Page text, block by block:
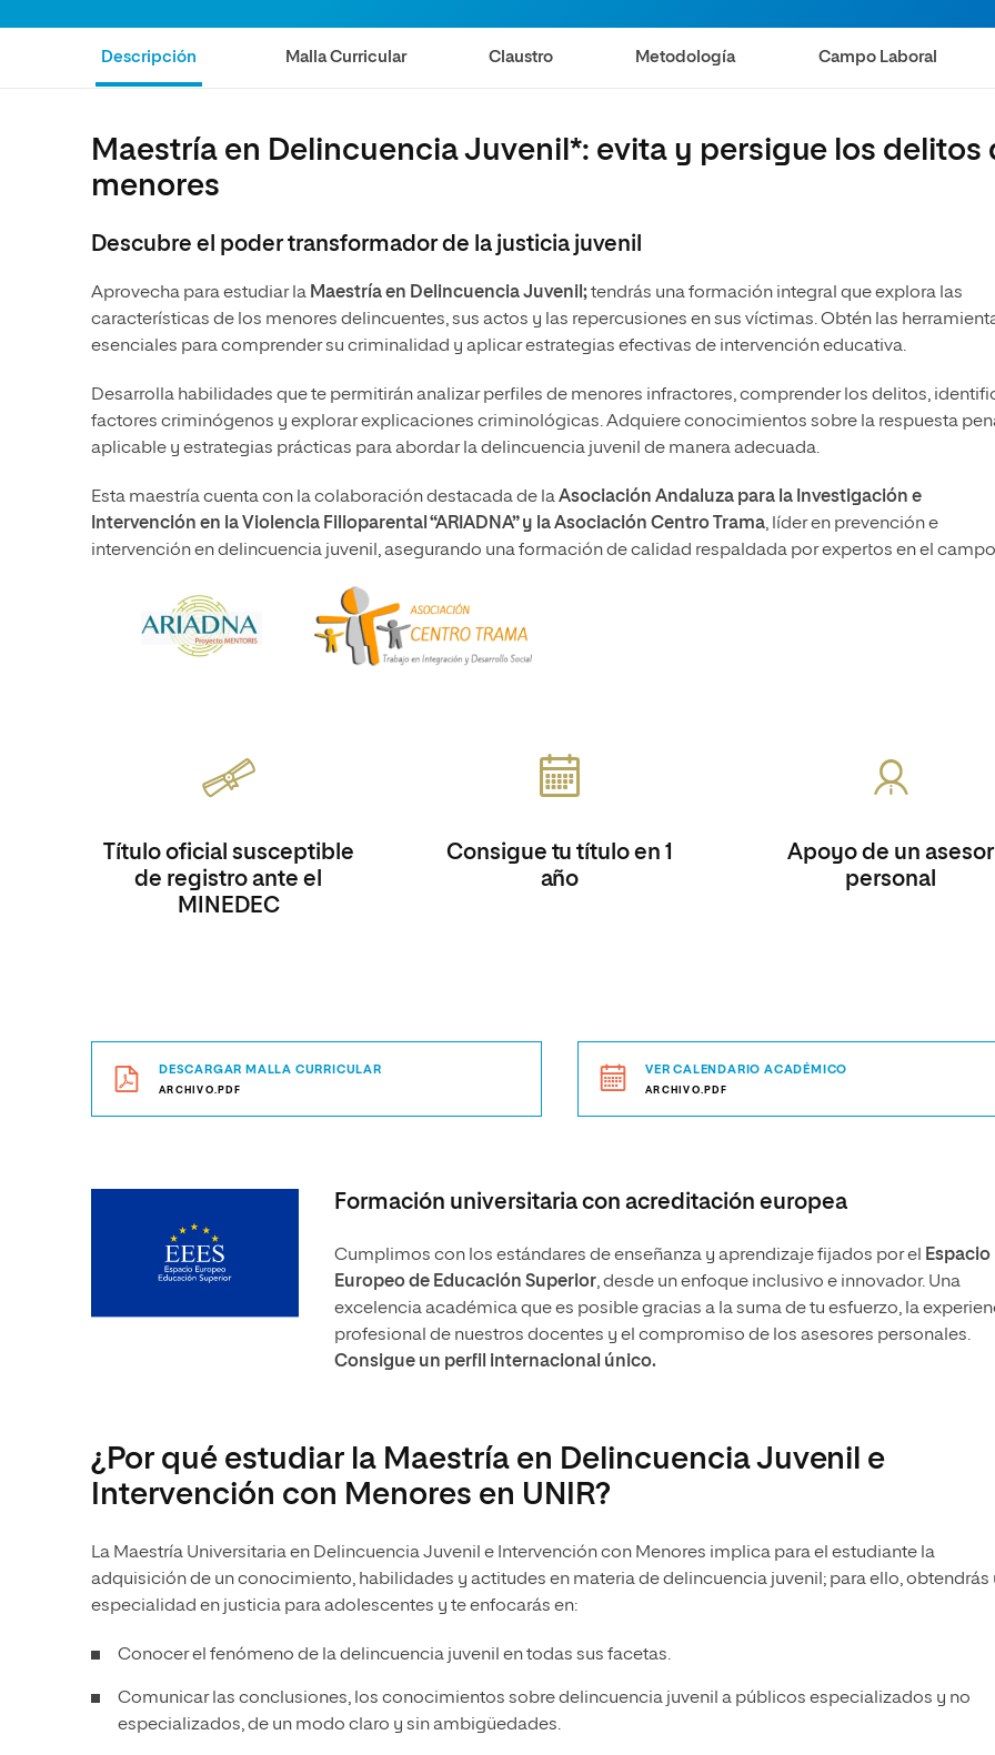
Ciencias de la Salud
Ciencias Sociales y del Trabajo
Diseño
Artes
Música
Maestría Universitaria en Estudios de Seguridad
Educación
Ciencias de la Salud
Marketing y Comunicación
Diseño
Artes
Descripción Malla Curricular Claustro Metodología Campo Laboral
Maestría en Delincuencia Juvenil*: evita y persigue los delitos
menores
Descubre el poder transformador de la justicia juvenil
Aprovecha para estudiar la Maestría en Delincuencia Juvenil;tendrás una formación integral que explora las
características de los menores delincuentes, sus actos y las repercusiones en sus víctimas. Obtén las
esenciales para comprender su criminalidad y aplicar estrategias efectivas de intervención educativa.
Desarrolla habilidades que te permitirán analizar perfiles de menores infractores, comprender los delitos,
factores criminógenos y explorar explicaciones criminológicas. Adquiere conocimientos sobre la respuesta
aplicable y estrategias prácticas para abordar la delincuencia juvenil de manera adecuada.
Esta maestría cuenta con la colaboración destacada de laAsociación Andaluza para la Investigación e
Intervención en la Violencia Filioparental “ARIADNA” y la Asociación Centro Trama, líder en prevención e
intervención en delincuencia juvenil, asegurando una formación de calidad respaldada por expertos en el
Título oficial susceptible
de registro ante el
MINEDEC
Consigue tu título en 1
año
Apoyo de un asesor
personal
DESCARGAR MALLA CURRICULAR
ARCHIVO.PDF
VER CALENDARIO ACADÉMICO
ARCHIVO.PDF
Formación universitaria con acreditación europea
Cumplimos con los estándares de enseñanza y aprendizaje fijados por el
Espacio
Europeo de Educación Superior, desde un enfoque inclusivo e innovador. Una
excelencia académica que es posible gracias a la suma de tu esfuerzo, la
profesional de nuestros docentes y el compromiso de los asesores personales.
Consigue un perfil internacional único.
¿Por qué estudiar la Maestría en Delincuencia Juvenil e
Intervención con Menores en UNIR?
La Maestría Universitaria en Delincuencia Juvenil e Intervención con Menores implica para el estudiante la
adquisición de un conocimiento, habilidades y actitudes en materia de delincuencia juvenil; para ello, obtendrás
especialidad en justicia para adolescentes y te enfocarás en:
Conocer el fenómeno de la delincuencia juvenil en todas sus facetas.
Comunicar las conclusiones, los conocimientos sobre delincuencia juvenil a públicos especializados y no
especializados, de un modo claro y sin ambigüedades.